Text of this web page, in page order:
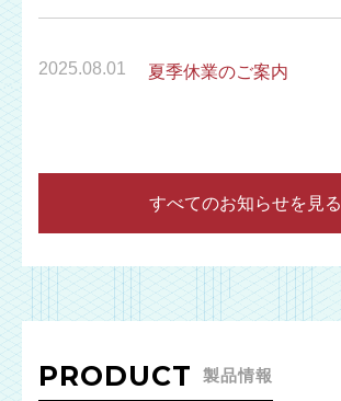
2025.08.01 夏季休業のご案内
すべてのお知らせを見る
PRODUCT 製品情報